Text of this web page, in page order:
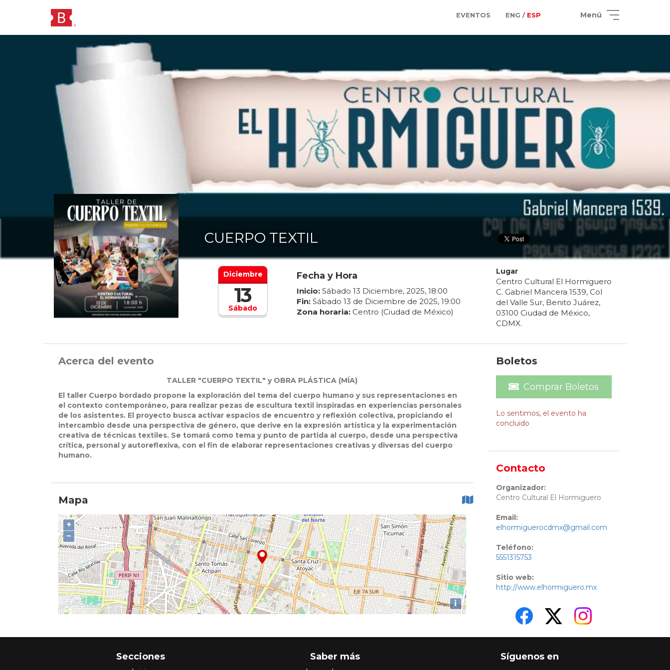
EVENTOS ENG / ESP Menú
CUERPO TEXTIL
Sábado
Diciembre
13
Fecha y Hora
Inicio: Sábado 13 Diciembre, 2025, 18:00
Fin: Sábado 13 de Diciembre de 2025, 19:00
Zona horaria: Centro (Ciudad de México)
Lugar
Centro Cultural El Hormiguero
C. Gabriel Mancera 1539, Col
del Valle Sur, Benito Juárez,
03100 Ciudad de México,
CDMX.
Acerca del evento
TALLER "CUERPO TEXTIL" y OBRA PLÁSTICA (MÍA)
El taller Cuerpo bordado propone la exploración del tema del cuerpo humano y sus representaciones en
el contexto contemporáneo, para realizar pezas de escultura textil inspiradas en experiencias personales
de los asistentes. El proyecto busca activar espacios de encuentro y reflexión colectiva, propiciando el
intercambio desde una perspectiva de género, que derive en la expresión artística y la experimentación
creativa de técnicas textiles. Se tomará como tema y punto de partida al cuerpo, desde una perspectiva
crítica, personal y autoreflexiva, con el fin de elaborar representaciones creativas y diversas del cuerpo
humano.
Mapa
+
−
i
Boletos
Comprar Boletos
Lo sentimos, el evento ha
concluido
Contacto
Organizador:
Centro Cultural El Hormiguero
Email:
elhormiguerocdmx@gmail.com
Teléfono:
5551315753
Sitio web:
http://www.elhormiguero.mx
Secciones Saber más Síguenos en